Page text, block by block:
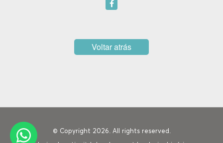
Voltar atrás
© Copyright 2026. All rights reserved.